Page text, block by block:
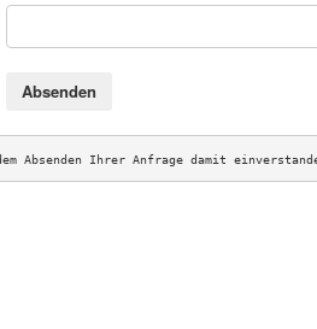
Absenden
Absenden Ihrer Anfrage damit